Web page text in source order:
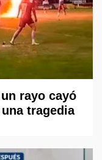
rayo cayó
tragedia